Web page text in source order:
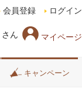
さん マイページ
会員登録 ログイン
キャンペーン